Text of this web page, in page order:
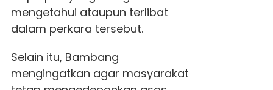
mengetahui ataupun terlibat
dalam perkara tersebut.
Selain itu, Bambang
mengingatkan agar masyarakat